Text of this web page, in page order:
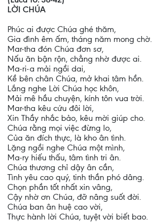
LỜI CHÚA
Phúc ai được Chúa ghé thăm,
Gia đình êm ấm, tháng năm mong chờ.
Mar-tha đón Chúa đơn sơ,
Nấu ăn bận rộn, chẳng nhờ được ai.
Ma-ri-a mải ngồi dai,
Kề bên chân Chúa, mở khai tâm hồn.
Lắng nghe Lời Chúa học khôn,
Mải mê hầu chuyện, kính tôn vua trời.
Mar-tha kêu cứu đôi lời,
Xin Thầy nhắc bảo, kêu mời giúp cho.
Chúa rằng mọi việc đừng lo,
Của ăn đích thực, là kho ân tình.
Lặng ngồi nghe Chúa một mình,
Ma-ry hiếu thấu, tâm tình tri ân.
Chúa thương chỉ dậy ân cần,
Tình yêu cao quý, tinh thần phó dâng.
Chọn phần tốt nhất xin vâng,
Cậy nhờ ơn Chúa, đỡ nâng suốt đời.
Chúa ban ân huệ cao vời,
Thực hành lời Chúa, tuyệt vời biết bao.